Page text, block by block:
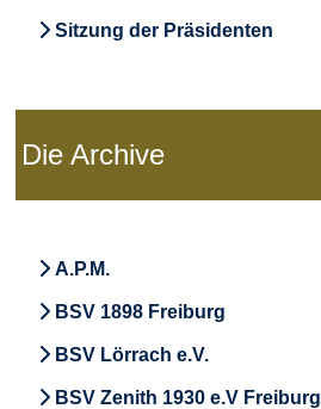
Sitzung der Präsidenten
Die Archive
A.P.M.
BSV 1898 Freiburg
BSV Lörrach e.V.
BSV Zenith 1930 e.V Freiburg